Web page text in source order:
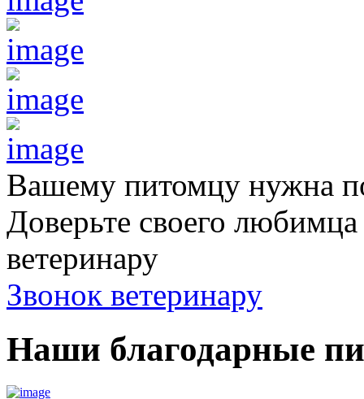
Вашему питомцу нужна
Доверьте своего
ветеринару
Звонок ветеринару
Наши благодарные